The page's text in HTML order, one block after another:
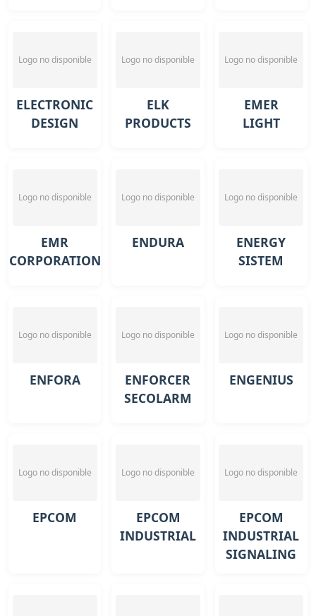
Logo no disponible
ELECTRONIC
DESIGN
Logo no disponible
ELK
PRODUCTS
Logo no disponible
EMER
LIGHT
Logo no disponible
EMR
CORPORATION
Logo no disponible
ENDURA
Logo no disponible
ENERGY
SISTEM
Logo no disponible
ENFORA
Logo no disponible
ENFORCER
SECOLARM
Logo no disponible
ENGENIUS
Logo no disponible
EPCOM
Logo no disponible
EPCOM
INDUSTRIAL
Logo no disponible
EPCOM
INDUSTRIAL
SIGNALING